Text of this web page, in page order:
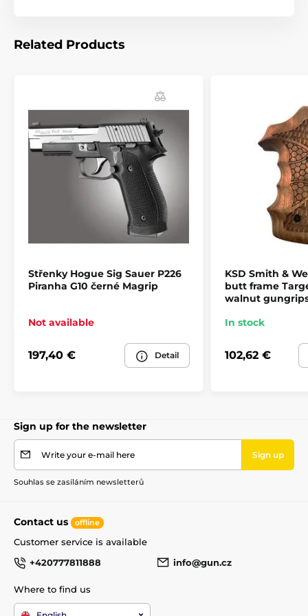
- Textura zdrsnění Cobblestone™ poskytuje účinný
nepropustný pro všechny oleje a rozpouštědla.
- Snadná instalace. Nasazení možné během několika
sekund.
- poskytuje roky spolehlivé služby.
- Barvy: černá, OD Green, Flat Dark Earh , fialová,
růžová, Aqua, red lava,...
The product is included in categories
Accessories Rifle stocks and grips
Related Products
Střenky Hogue Sig Sauer P226
Piranha G10 černé Magrip
Not available
197,40 € Detail
KSD Smith &
butt frame
walnut
In stock
102,62 €
Sign up for the newsletter
Write your e-mail here Sign up
Souhlas se zasíláním newsletterů
Contact us offline
Customer service is available
+420777811888
info@gun.cz
Where to find us